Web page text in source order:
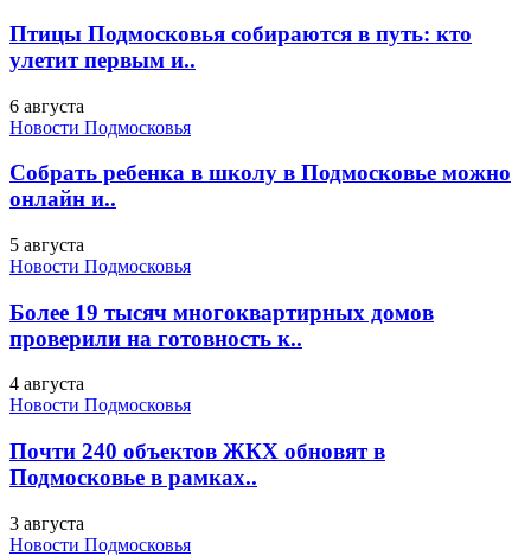
Птицы Подмосковья собираются в путь: кто
улетит первым и..
6 августа
Новости Подмосковья
Собрать ребенка в школу в Подмосковье можно
онлайн и..
5 августа
Новости Подмосковья
Более 19 тысяч многоквартирных домов
проверили на готовность к..
4 августа
Новости Подмосковья
Почти 240 объектов ЖКХ обновят в
Подмосковье в рамках..
3 августа
Новости Подмосковья